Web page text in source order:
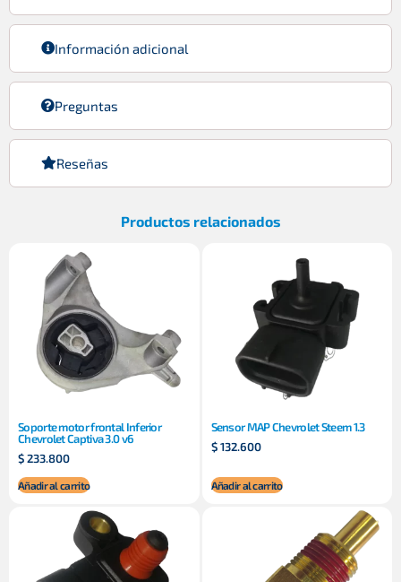
Información adicional
Preguntas
Reseñas
Productos relacionados
Soporte motor frontal Inferior
Chevrolet Captiva 3.0 v6
$233.800
Añadir al carrito
Sensor MAP Chevrolet Steem 1.3
$132.600
Añadir al carrito